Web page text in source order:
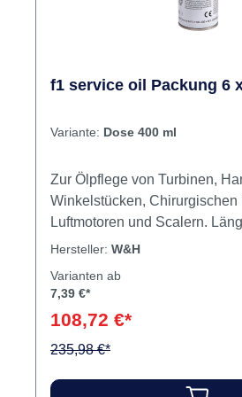
f1
Variante: Dose 400 ml
Zur Ölpflege von Turbinen,
Winkelstücken, Chirurgischen
Luftmotoren und Scalern.
Lebensdauer der Instrumente
sterilisationsbeständig und
Hersteller: W&H
Varianten ab
7,39 €*
108,72 €*
235,98 €*